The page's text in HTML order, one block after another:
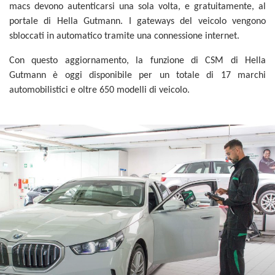
macs devono autenticarsi una sola volta, e gratuitamente, al
portale di Hella Gutmann. I gateways del veicolo vengono
sbloccati in automatico tramite una connessione internet.
Con questo aggiornamento, la funzione di CSM di Hella
Gutmann è oggi disponibile per un totale di 17 marchi
automobilistici e oltre 650 modelli di veicolo.